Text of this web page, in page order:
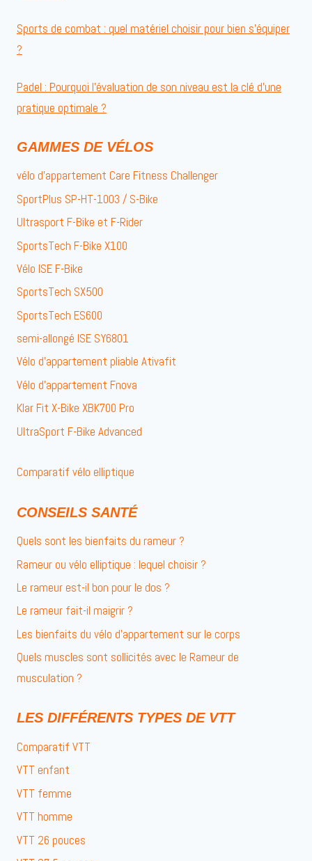
Sports de combat : quel matériel choisir pour bien s’équiper
?
Padel : Pourquoi l’évaluation de son niveau est la clé d’une
pratique optimale ?
GAMMES DE VÉLOS
vélo d’appartement Care Fitness Challenger
SportPlus SP-HT-1003 / S-Bike
Ultrasport F-Bike et F-Rider
SportsTech F-Bike X100
Vélo ISE F-Bike
SportsTech SX500
SportsTech ES600
semi-allongé ISE SY6801
Vélo d’appartement pliable Ativafit
Vélo d’appartement Fnova
Klar Fit X-Bike XBK700 Pro
UltraSport F-Bike Advanced
Comparatif vélo elliptique
CONSEILS SANTÉ
Quels sont les bienfaits du rameur ?
Rameur ou vélo elliptique : lequel choisir ?
Le rameur est-il bon pour le dos ?
Le rameur fait-il maigrir ?
Les bienfaits du vélo d’appartement sur le corps
Quels muscles sont sollicités avec le Rameur de
musculation ?
LES DIFFÉRENTS TYPES DE VTT
Comparatif VTT
VTT enfant
VTT femme
VTT homme
VTT 26 pouces